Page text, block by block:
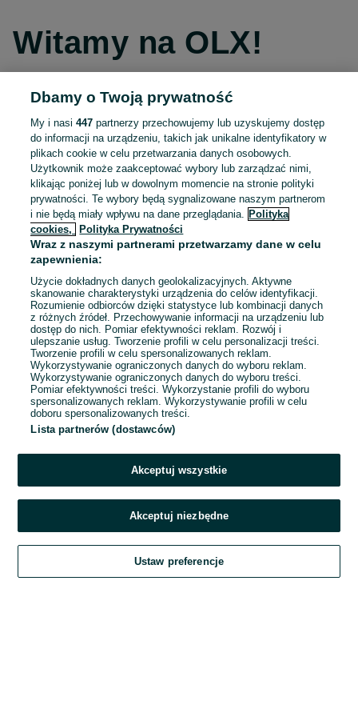
Witamy na OLX!
Kontynuuj przez Facebooka
Kontynuuj przez konto Apple
Kontynuuj przez konto Google
LUB
E-mail
Hasło
Zaloguj się
Kontynuując za pośrednictwem jednego z dostawców wskazanych powyżej,
OLX.pl w jego aktualnym brzmieniu.
Dbamy o Twoją prywatność
My i nasi447 partnerzy przechowujemy lub uzyskujemy dostęp
do informacji na urządzeniu, takich jak unikalne identyfikatory w
plikach cookie w celu przetwarzania danych osobowych.
Użytkownik może zaakceptować wybory lub zarządzać nimi,
klikając poniżej lub w dowolnym momencie na stronie polityki
prywatności. Te wybory będą sygnalizowane naszym partnerom
i nie będą miały wpływu na dane przeglądania.
Polityka
cookies,
Polityka Prywatności
Wraz z naszymi partnerami przetwarzamy dane w celu
zapewnienia:
Użycie dokładnych danych geolokalizacyjnych. Aktywne
skanowanie charakterystyki urządzenia do celów identyfikacji.
Rozumienie odbiorców dzięki statystyce lub kombinacji danych
z różnych źródeł. Przechowywanie informacji na urządzeniu lub
dostęp do nich. Pomiar efektywności reklam. Rozwój i
ulepszanie usług. Tworzenie profili w celu personalizacji treści.
Tworzenie profili w celu spersonalizowanych reklam.
Wykorzystywanie ograniczonych danych do wyboru reklam.
Wykorzystywanie ograniczonych danych do wyboru treści.
Pomiar efektywności treści. Wykorzystanie profili do wyboru
spersonalizowanych reklam. Wykorzystywanie profili w celu
doboru spersonalizowanych treści.
Lista partnerów (dostawców)
Akceptuj wszystkie
Akceptuj niezbędne
Ustaw preferencje